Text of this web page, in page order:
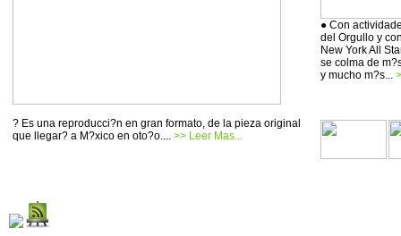
? Es una reproducci?n en gran formato, de la pieza original
que llegar? a M?xico en oto?o.... >> Leer Mas...
● Con
del Orgullo y
New York All
se colma de
y mucho m?s...